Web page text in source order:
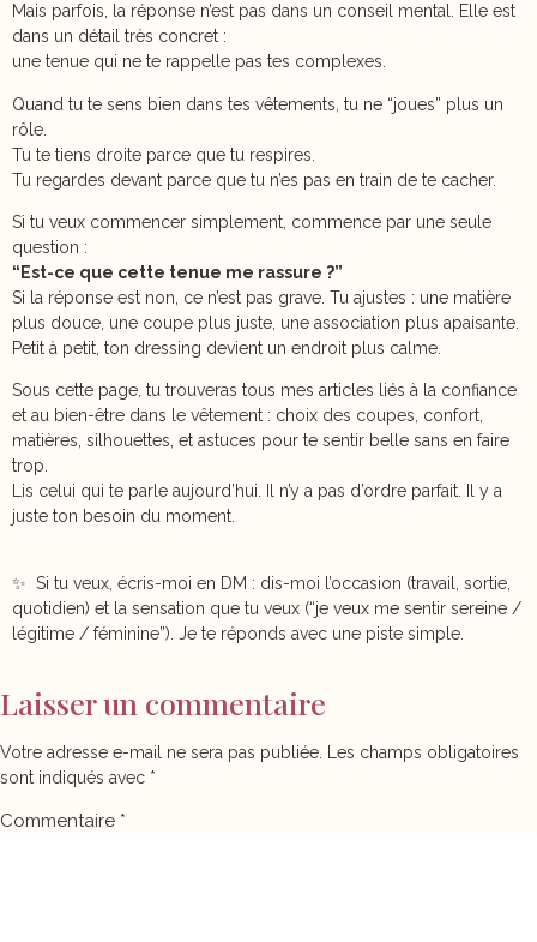
Mais parfois, la réponse n’est pas dans un conseil mental. Elle est
dans un détail très concret :
une tenue qui ne te rappelle pas tes complexes.
Quand tu te sens bien dans tes vêtements, tu ne “joues” plus un
rôle.
Tu te tiens droite parce que tu respires.
Tu regardes devant parce que tu n’es pas en train de te cacher.
Si tu veux commencer simplement, commence par une seule
question :
“Est-ce que cette tenue me rassure ?”
Si la réponse est non, ce n’est pas grave. Tu ajustes : une matière
plus douce, une coupe plus juste, une association plus apaisante.
Petit à petit, ton dressing devient un endroit plus calme.
Sous cette page, tu trouveras tous mes articles liés à la confiance
et au bien-être dans le vêtement : choix des coupes, confort,
matières, silhouettes, et astuces pour te sentir belle sans en faire
trop.
Lis celui qui te parle aujourd’hui. Il n’y a pas d’ordre parfait. Il y a
juste ton besoin du moment.
✨ Si tu veux, écris-moi en DM : dis-moi l’occasion (travail, sortie,
quotidien) et la sensation que tu veux (“je veux me sentir sereine /
légitime / féminine”). Je te réponds avec une piste simple.
Laisser un commentaire
Votre adresse e-mail ne sera pas publiée.
Les champs obligatoires
sont indiqués avec *
Commentaire *